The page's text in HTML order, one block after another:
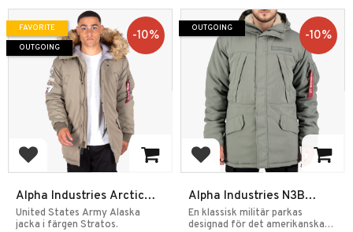
Add to favorites
Alpha Industries Arctic
Discoverer Vinterjacka
United States Army Alaska
jacka i färgen Stratos.
10%
FAVORITE
OUTGOING
Add to favorites
Alpha Industries N3B
Expedition Parka
En klassisk militär parkas
designad för det amerikanska
10%
OUTGOING